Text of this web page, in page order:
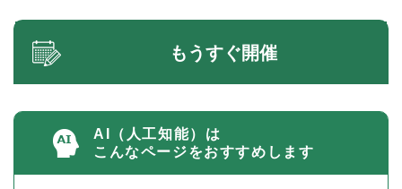
もうすぐ開催
AI（人工知能）は
こんなページをおすすめします